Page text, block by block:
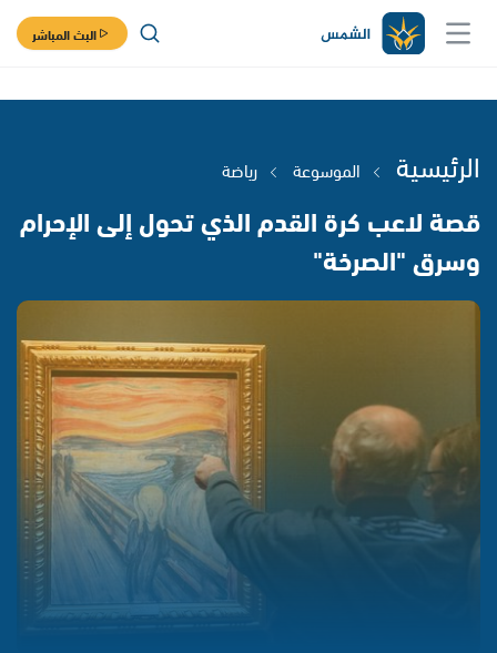
البث المباشر
الرئيسية الموسوعة رياضة
قصة لاعب كرة القدم الذي تحول إلى الإحرام
وسرق "الصرخة"